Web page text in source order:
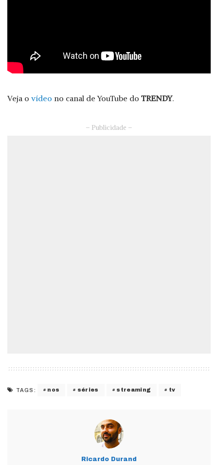
Veja o vídeo no canal de YouTube do TRENDY.
– Publicidade –
TAGS: nos séries streaming tv
Ricardo Durand